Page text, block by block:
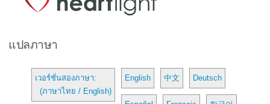
แปลภาษา
เวอร์ชั่นสองภาษา:
(ภาษาไทย / English)
English 中文 Deutsch